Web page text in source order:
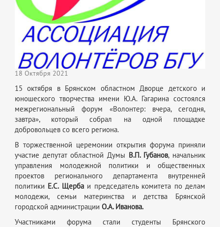
18 Октября 2021
15 октября в Брянском областном Дворце детского и
юношеского творчества имени Ю.А. Гагарина состоялся
межрегиональный форум «Волонтер: вчера, сегодня,
завтра», который собрал на одной площадке
добровольцев со всего региона.
В торжественной церемонии открытия форума приняли
участие депутат областной Думы В.П. Губанов, начальник
управления молодежной политики и общественных
проектов регионального департамента внутренней
политики Е.С. Щербаи председатель комитета по делам
молодежи, семьи материнства и детства Брянской
городской администрации О.А. Иванова.
Участниками форума стали студенты Брянского